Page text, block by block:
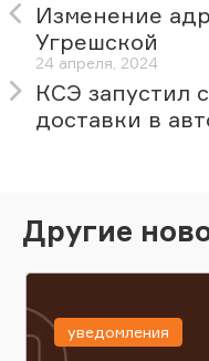
Изменение
Угрешской
24 апреля, 2024
КСЭ запустил
доставки в
Другие
уведомления